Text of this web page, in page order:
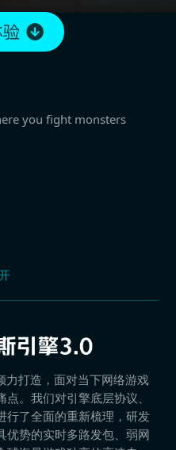
you fight monsters
打造，面对当下网络游戏
。我们对引擎底层协议、
行了全面的重新梳理，研发
优势的实时多路发包、弱网